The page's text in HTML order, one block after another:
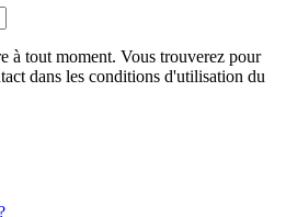
à tout moment. Vous trouverez pour
dans les conditions d'utilisation du